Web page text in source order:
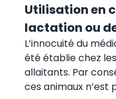
Utilisation en
lactation ou
L’innocuité du
été établie chez
allaitants. Par
ces animaux n’est